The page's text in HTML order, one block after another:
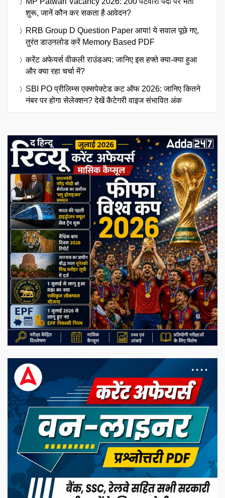
शुरू, जानें कौन कर सकता है आवेदन?
RRB Group D Question Paper आया! ये सवाल पूछे गए,
तुरंत डाउनलोड करें Memory Based PDF
करेंट अफेयर्स वीकली राउंडअप: जानिए इस हफ्ते क्या-क्या हुआ
और क्या रहा चर्चा में?
SBI PO प्रीलिम्स एक्सपेक्टेड कट ऑफ 2026: जानिए कितने
नंबर पर होगा सेलेक्शन? देखें कैटेगरी वाइज संभावित अंक